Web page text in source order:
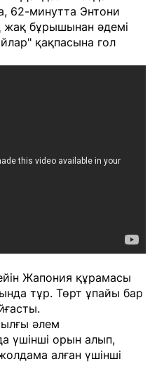
62-минутта Энтони
бұрышынан әдемі
қақпасына гол
Жапония құрамасы
тұр. Төрт ұпайы бар
әлем
үшінші орын алып,
алған үшінші